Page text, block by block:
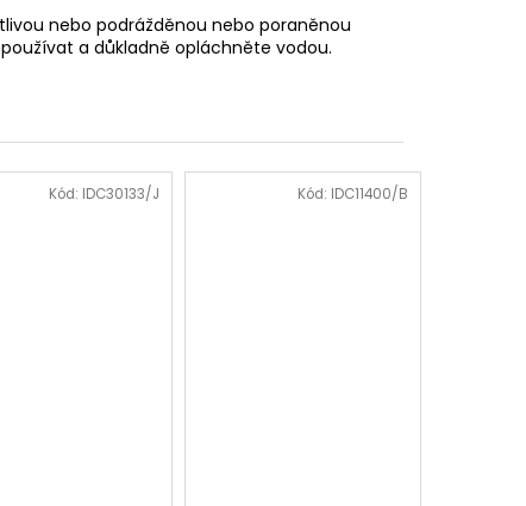
nebo podrážděnou nebo poraněnou
a důkladně opláchněte vodou.
Kód: IDC30133/J Kód: IDC11400/B